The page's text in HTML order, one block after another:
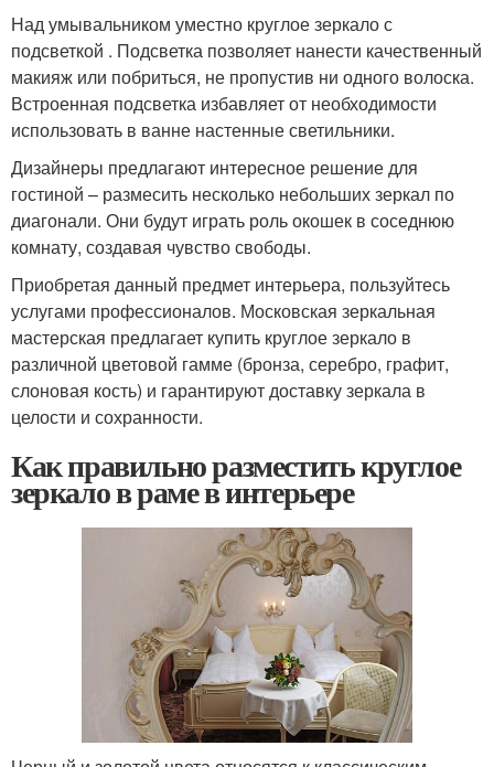
Над умывальником уместно круглое зеркало с
подсветкой . Подсветка позволяет нанести качественный
макияж или побриться, не пропустив ни одного волоска.
Встроенная подсветка избавляет от необходимости
использовать в ванне настенные светильники.
Дизайнеры предлагают интересное решение для
гостиной – размесить несколько небольших зеркал по
диагонали. Они будут играть роль окошек в соседнюю
комнату, создавая чувство свободы.
Приобретая данный предмет интерьера, пользуйтесь
услугами профессионалов. Московская зеркальная
мастерская предлагает купить круглое зеркало в
различной цветовой гамме (бронза, серебро, графит,
слоновая кость) и гарантируют доставку зеркала в
целости и сохранности.
Как правильно разместить круглое
зеркало в раме в интерьере